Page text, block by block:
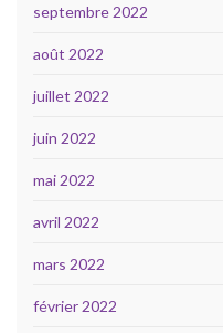
septembre 2022
août 2022
juillet 2022
juin 2022
mai 2022
avril 2022
mars 2022
février 2022